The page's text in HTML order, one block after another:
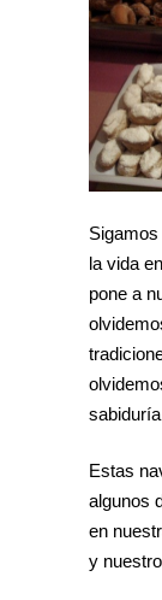
la vida
pone a
Estas
algunos
en
y